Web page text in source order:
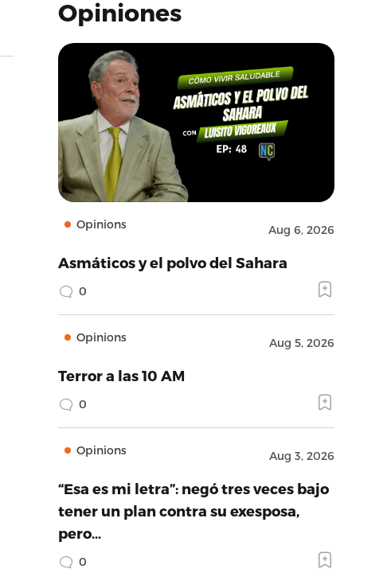
Opiniones
Opinions Aug 6, 2026
Asmáticos y el polvo del Sahara
0
Opinions Aug 5, 2026
Terror a las 10 AM
0
Opinions Aug 3, 2026
“Esa es mi letra”: negó tres veces bajo
tener un plan contra su exesposa,
pero…
0